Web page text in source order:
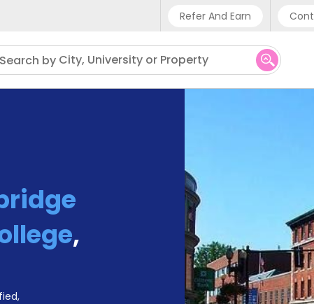
Refer And Earn
Phone support
UK - +44 (0)
Search by City, University or Property
,